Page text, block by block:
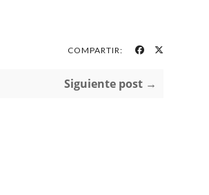
COMPARTIR:
Siguiente post →